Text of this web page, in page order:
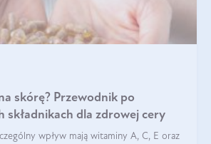
skórę? Przewodnik po
składnikach dla zdrowej cery
wpływ mają witaminy A, C, E oraz